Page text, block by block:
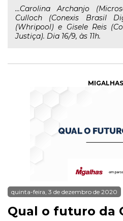
...Carolina Archanjo
Culloch (Conexis Brasil
(Whripool) e Gisele Reis
Justiça). Dia 16/9, às 11h.
quinta-feira, 3 de dezembro de 2020
Qual o futuro da